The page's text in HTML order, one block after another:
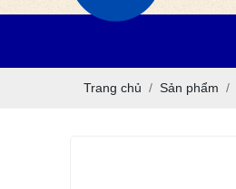
Trang chủ Sản phẩm